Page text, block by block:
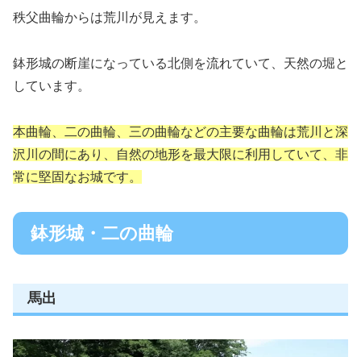
秩父曲輪からは荒川が見えます。
鉢形城の断崖になっている北側を流れていて、天然の堀と
しています。
本曲輪、二の曲輪、三の曲輪などの主要な曲輪は荒川と深
沢川の間にあり、自然の地形を最大限に利用していて、非
常に堅固なお城です。
鉢形城・二の曲輪
馬出